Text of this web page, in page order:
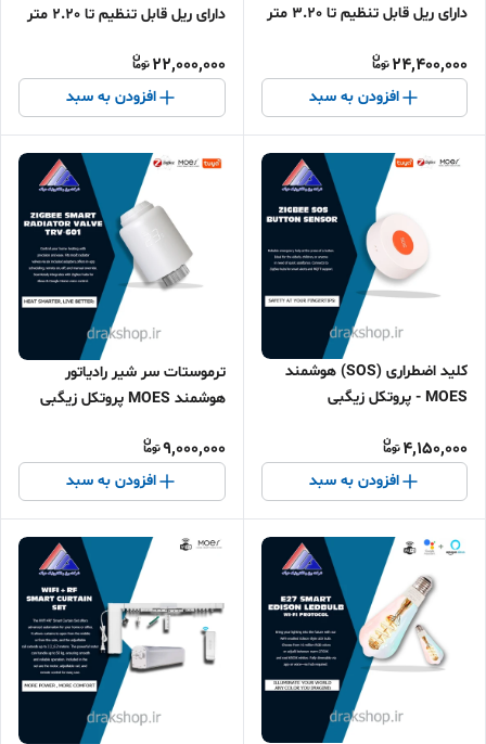
دارای ریل قابل تنظیم تا 3.20 متر
24,400,000
افزودن به سبد
دارای ریل قابل تنظیم تا 2.20 متر
22,000,000
افزودن به سبد
کلید اضطراری (SOS) هوشمند
MOES - پروتکل زیگبی
4,150,000
افزودن به سبد
ترموستات سر شیر رادیاتور
هوشمند MOES پروتکل زیگبی
9,000,000
افزودن به سبد